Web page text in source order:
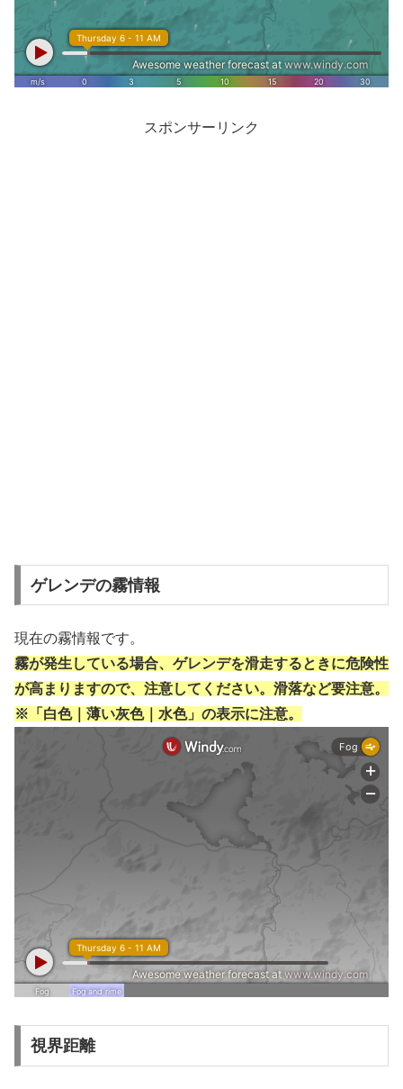
スポンサーリンク
ゲレンデの霧情報
現在の霧情報です。
霧が発生している場合、ゲレンデを滑走するときに危険性
が高まりますので、注意してください。滑落など要注意。
※「白色｜薄い灰色｜水色」の表示に注意。
視界距離